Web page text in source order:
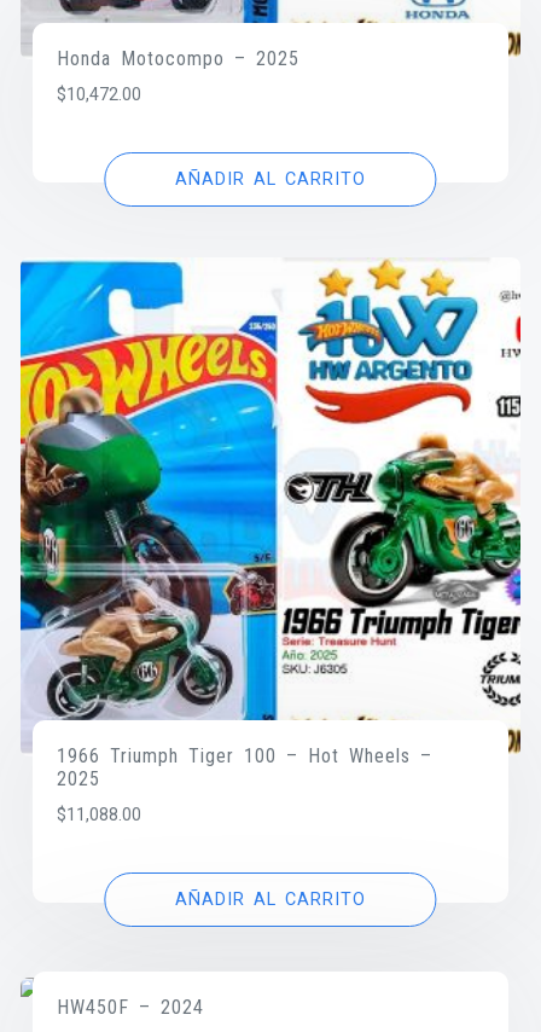
Honda Motocompo – 2025
$10,472.00
AÑADIR AL CARRITO
1966 Triumph Tiger 100 – Hot Wheels –
2025
$11,088.00
AÑADIR AL CARRITO
HW450F – 2024